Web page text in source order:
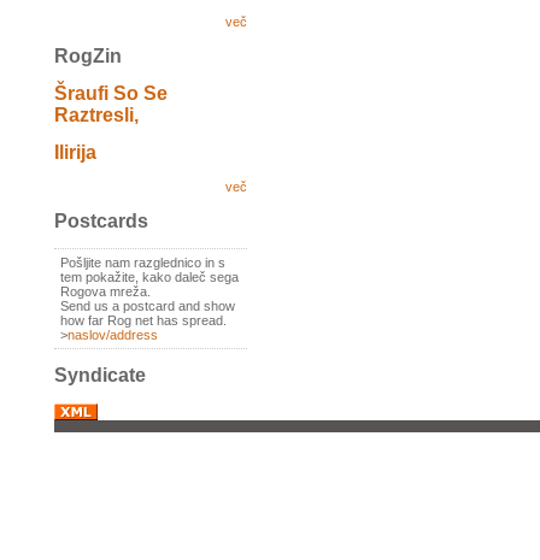
več
RogZin
Šraufi So Se
Raztresli,
Ilirija
več
Postcards
Pošljite nam razglednico in s
tem pokažite, kako daleč sega
Rogova mreža.
Send us a postcard and show
how far Rog net has spread.
>naslov/address
Syndicate